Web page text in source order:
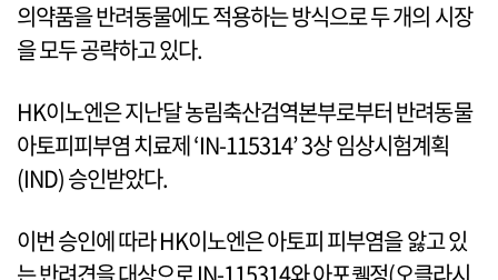
의약품을 반려동물에도 적용하는 방식으로 두 개의 시장
을 모두 공략하고 있다.
HK이노엔은 지난달 농림축산검역본부로부터 반려동물
아토피피부염 치료제 ‘IN-115314’ 3상 임상시험계획
(IND) 승인받았다.
이번 승인에 따라 HK이노엔은 아토피 피부염을 앓고 있